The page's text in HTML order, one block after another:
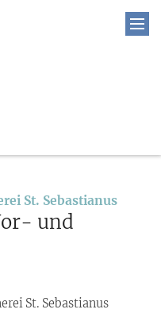
St. Sebastianus:
und
St. Sebastianus